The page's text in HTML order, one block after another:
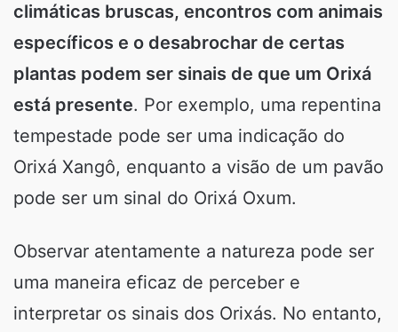
climáticas bruscas, encontros com animais
específicos e o desabrochar de certas
plantas podem ser sinais de que um Orixá
está presente. Por exemplo, uma repentina
tempestade pode ser uma indicação do
Orixá Xangô, enquanto a visão de um pavão
pode ser um sinal do Orixá Oxum.
Observar atentamente a natureza pode ser
uma maneira eficaz de perceber e
interpretar os sinais dos Orixás. No entanto,